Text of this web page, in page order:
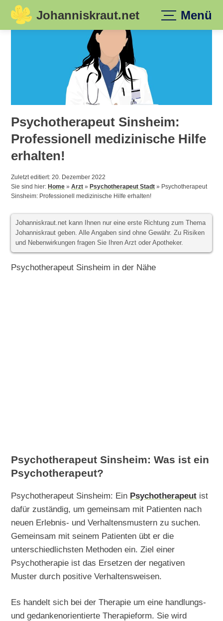
Skip
Johanniskraut.net Menü
Psychotherapeut Sinsheim:
Professionell medizinische Hilfe
erhalten!
Zuletzt editiert: 20. Dezember 2022
Sie sind hier:Home »Arzt »Psychotherapeut Stadt » Psychotherapeut
Sinsheim: Professionell medizinische Hilfe erhalten!
Johanniskraut.net kann Ihnen nur eine erste Richtung zum Thema
Johanniskraut geben. Alle Angaben sind ohne Gewähr. Zu Risiken
und Nebenwirkungen fragen Sie Ihren Arzt oder Apotheker.
Psychotherapeut Sinsheim in der Nähe
Psychotherapeut Sinsheim: Was ist ein
Psychotherapeut?
Psychotherapeut Sinsheim: Ein Psychotherapeut ist
dafür zuständig, um gemeinsam mit Patienten nach
neuen Erlebnis- und Verhaltensmustern zu suchen.
Gemeinsam mit seinem Patienten übt er die
unterschiedlichsten Methoden ein. Ziel einer
Psychotherapie ist das Ersetzen der negativen
Muster durch positive Verhaltensweisen.
Es handelt sich bei der Therapie um eine handlungs-
und gedankenorientierte Therapieform. Sie wird